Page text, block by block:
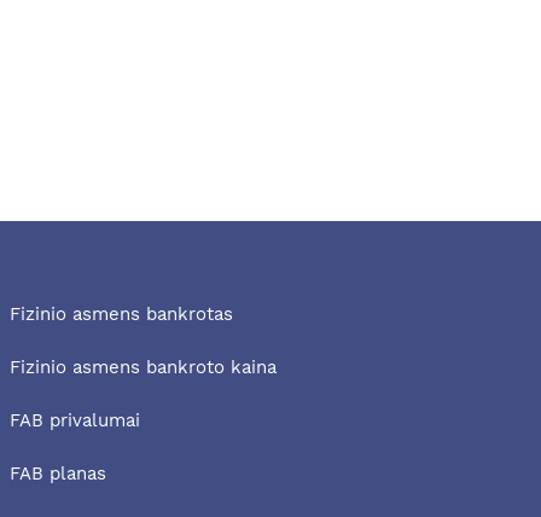
Fizinio asmens bankrotas
Fizinio asmens bankroto kaina
FAB privalumai
FAB planas